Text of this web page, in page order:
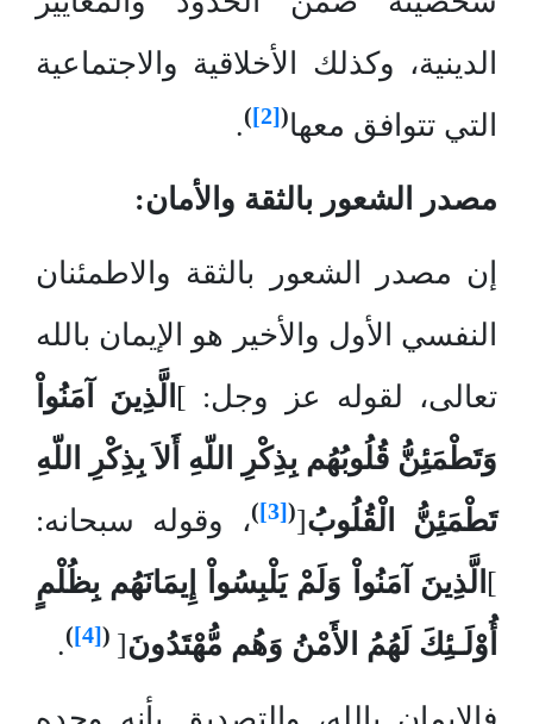
الدينية، وكذلك الأخلاقية والاجتماعية
التي تتوافق معها(
[2]
)
.
مصدر الشعور بالثقة والأمان:
إن مصدر الشعور بالثقة والاطمئنان
النفسي الأول والأخير هو الإيمان بالله
تعالى، لقوله عز وجل: ] الَّذِينَ آمَنُواْ
وَتَطْمَئِنُّ قُلُوبُهُم بِذِكْرِ اللّهِ أَلاَ بِذِكْرِ اللّهِ
تَطْمَئِنُّ الْقُلُوبُ[
(
[3]
)، وقوله سبحانه:
] الَّذِينَ آمَنُواْ وَلَمْ يَلْبِسُواْ إِيمَانَهُم بِظُلْمٍ
أُوْلَـئِكَ لَهُمُ الأَمْنُ وَهُم مُّهْتَدُونَ[
(
[4]
)
.